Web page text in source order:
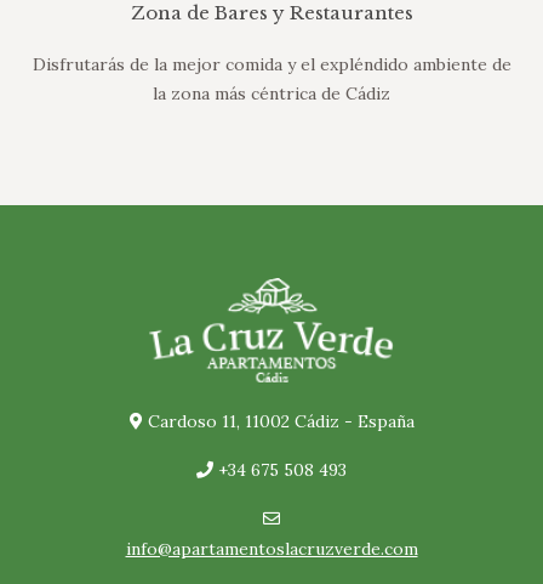
Zona de Bares y Restaurantes
Disfrutarás de la mejor comida y el expléndido ambiente de
la zona más céntrica de Cádiz
Cardoso 11, 11002 Cádiz - España
+34 675 508 493
info@apartamentoslacruzverde.com